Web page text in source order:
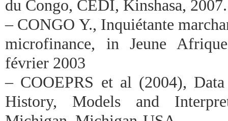
du Congo, CEDI, Kinshasa, 2007.
– CONGO Y., Inquiétante
microfinance, in Jeune
février 2003
– COOEPRS et al (2004),
History, Models and